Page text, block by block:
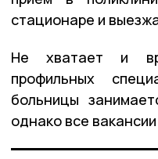
стационаре и
Не хватает и
профильных
больницы
однако все